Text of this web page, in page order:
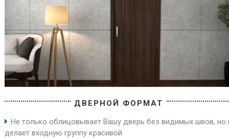
ДВЕРНОЙ ФОРМАТ
Не только облицовывает Вашу дверь без видимых швов, но
делает входную группу красивой